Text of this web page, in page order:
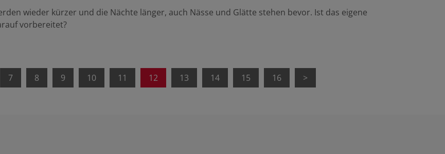
wieder kürzer und die Nächte länger, auch Nässe und Glätte stehen bevor. Ist das eigene
vorbereitet?
7 8 9 10 11 12 13 14 15 16